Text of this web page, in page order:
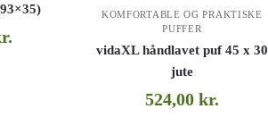
KOMFORTABLE OG PRAKTISKE
PUFFER
vidaXL håndlavet puf 45 x 30
jute
524,00 kr.